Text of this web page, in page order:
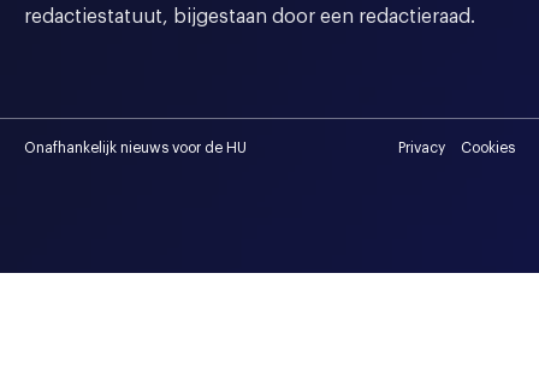
redactiestatuut, bijgestaan door een redactieraad.
Onafhankelijk nieuws voor de HU Privacy Cookies